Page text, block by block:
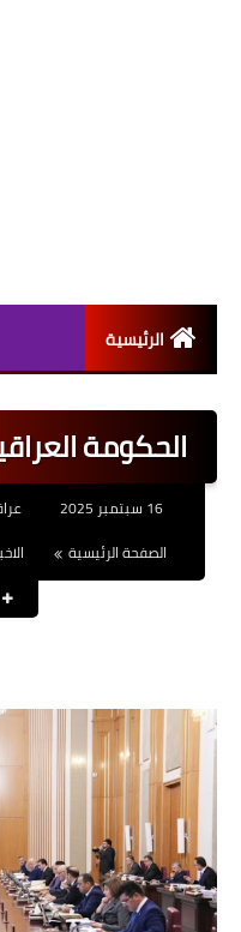
الرئيسية
الحكومة
16 سبتمبر 2025
الصفحة الرئيسية